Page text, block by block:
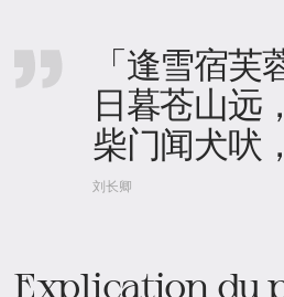
「逢雪宿芙
日暮苍山远
柴门闻犬吠
刘长卿
Explication du